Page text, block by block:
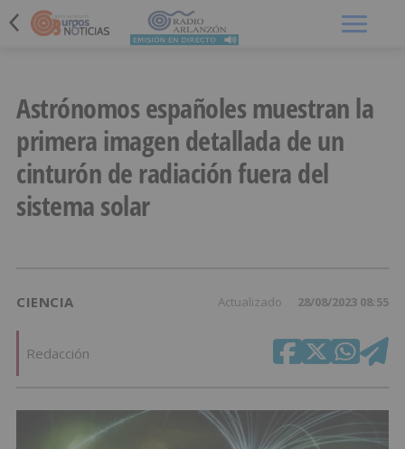
Astrónomos españoles muestran la
primera imagen detallada de un
cinturón de radiación fuera del
sistema solar
CIENCIA Actualizado 28/08/2023 08:55
Redacción